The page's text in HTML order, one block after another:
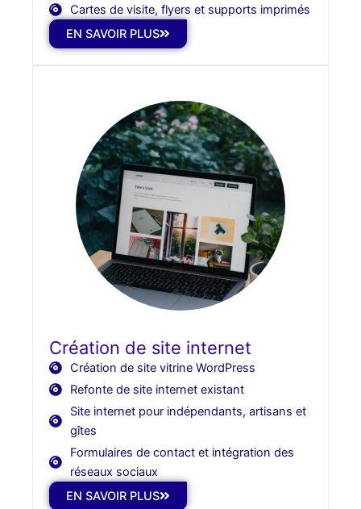
Cartes de visite, flyers et supports imprimés
EN SAVOIR PLUS
Création de site internet
Création de site vitrine WordPress
Refonte de site internet existant
Site internet pour indépendants, artisans et
gîtes
Formulaires de contact et intégration des
réseaux sociaux
EN SAVOIR PLUS